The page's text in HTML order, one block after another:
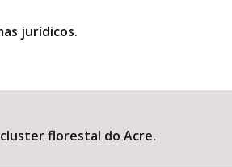
jurídicos.
florestal do Acre.